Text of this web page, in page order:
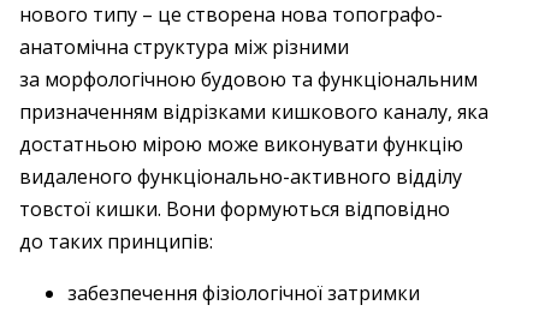
нового типу – це створена нова топографо-
анатомічна структура між різними
за морфологічною будовою та функціональним
призначенням відрізками кишкового каналу, яка
достатньою мірою може виконувати функцію
видаленого функціонально-активного відділу
товстої кишки. Вони формуються відповідно
до таких принципів:
забезпечення фізіологічної затримки